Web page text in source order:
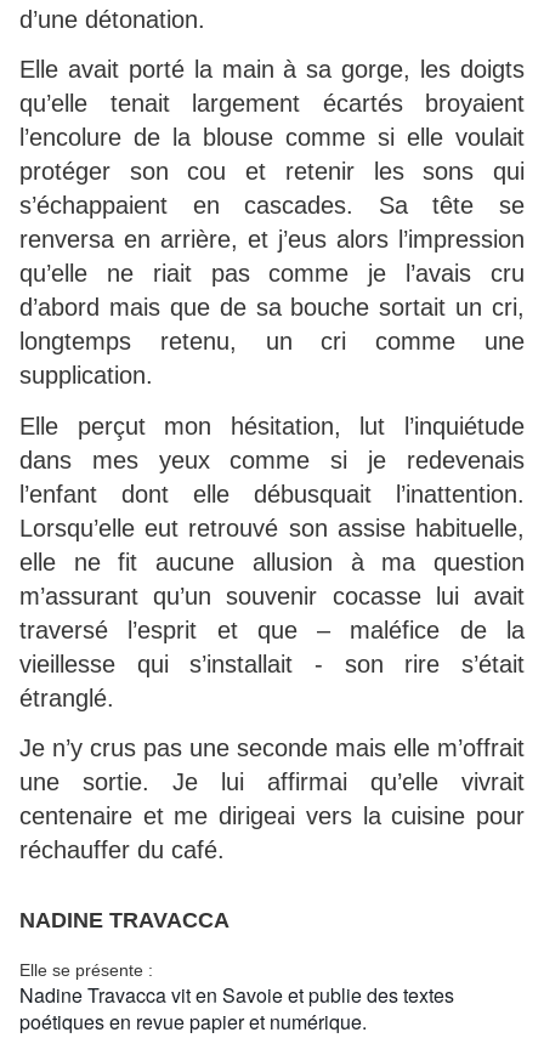
d’une détonation.
Elle avait porté la main à sa gorge, les doigts
qu’elle tenait largement écartés broyaient
l’encolure de la blouse comme si elle voulait
protéger son cou et retenir les sons qui
s’échappaient en cascades. Sa tête se
renversa en arrière, et j’eus alors l’impression
qu’elle ne riait pas comme je l’avais cru
d’abord mais que de sa bouche sortait un cri,
longtemps retenu, un cri comme une
supplication.
Elle perçut mon hésitation, lut l’inquiétude
dans mes yeux comme si je redevenais
l’enfant dont elle débusquait l’inattention.
Lorsqu’elle eut retrouvé son assise habituelle,
elle ne fit aucune allusion à ma question
m’assurant qu’un souvenir cocasse lui avait
traversé l’esprit et que – maléfice de la
vieillesse qui s’installait - son rire s’était
étranglé.
Je n’y crus pas une seconde mais elle m’offrait
une sortie. Je lui affirmai qu’elle vivrait
centenaire et me dirigeai vers la cuisine pour
réchauffer du café.
NADINE TRAVACCA
Elle se présente :
Nadine Travacca vit en Savoie et publie des textes
poétiques en revue papier et numérique.